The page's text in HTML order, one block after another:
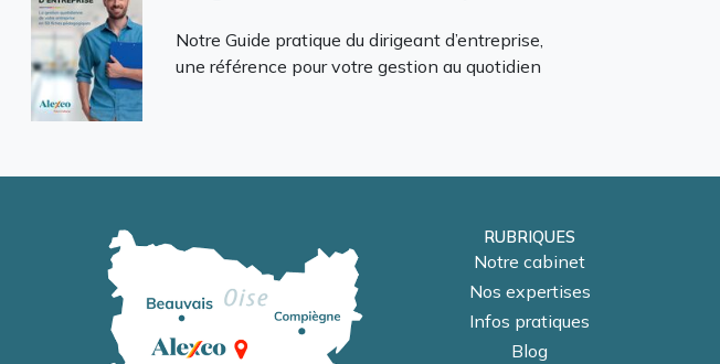
Notre Guide pratique du dirigeant d’entreprise,
une référence pour votre gestion au quotidien
RUBRIQUES
Notre cabinet
Nos expertises
Infos pratiques
Blog